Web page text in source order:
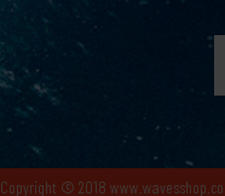
Copyright © 2018